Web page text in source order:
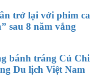
trở lại với phim ca
sau 8 năm vắng
bánh tráng Củ Chi
Du lịch Việt Nam